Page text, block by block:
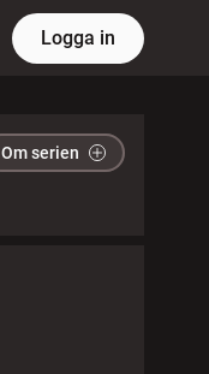
Logga in
Om serien